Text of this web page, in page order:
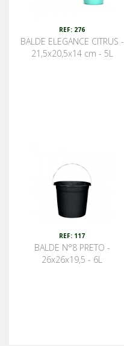
REF: 276
BALDE ELEGANCE CITRUS -
21,5x20,5x14 cm - 5L
REF: 117
BALDE N°8 PRETO -
26x26x19,5 - 6L